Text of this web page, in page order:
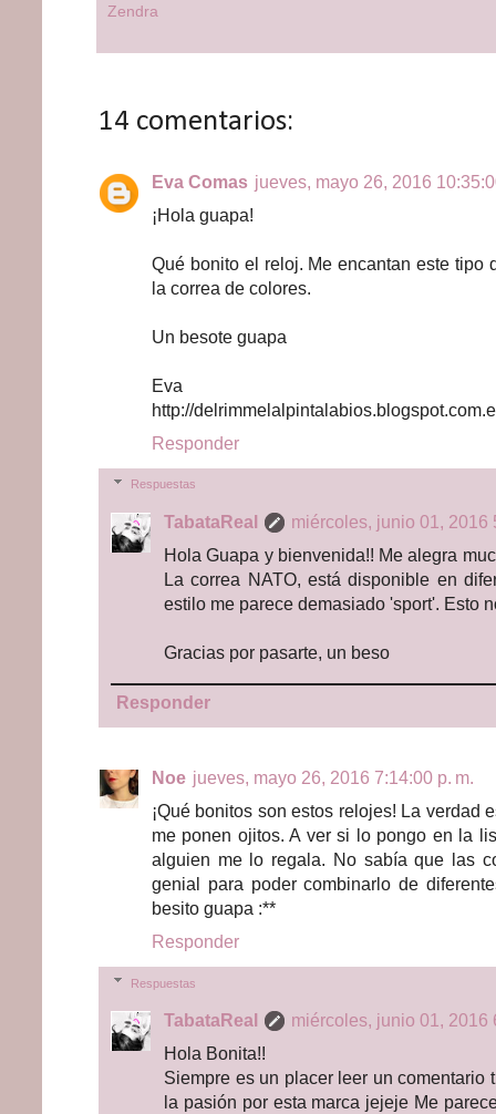
Zendra
14 comentarios:
Eva Comas jueves, mayo 26, 2016
¡Hola guapa!
Qué bonito el reloj. Me encantan este tipo
la correa de colores.
Un besote guapa
Eva
http://
Responder
Respuestas
TabataReal
miércoles, junio 01, 2016
Hola Guapa y bienvenida!! Me alegra
La correa NATO, está disponible en
estilo me parece demasiado 'sport'. Esto
Gracias por pasarte, un beso
Responder
Noe jueves, mayo 26, 2016 7:14:00 p. m.
¡Qué bonitos son estos relojes! La verdad
me ponen ojitos. A ver si lo pongo en la
alguien me lo regala. No sabía que las
genial para poder combinarlo de
besito guapa :**
Responder
Respuestas
TabataReal
miércoles, junio 01, 2016
Hola Bonita!!
Siempre es un placer leer un comentario
la pasión por esta marca jejeje Me